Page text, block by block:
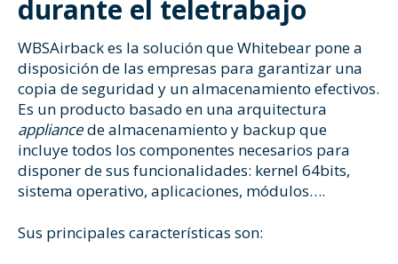
durante el teletrabajo
WBSAirbackes la solución queWhitebear pone a
disposición de las empresas para garantizar una
copia de seguridad y un almacenamiento efectivos.
Es un producto basado en una arquitectura
appliancede almacenamiento y backup que
incluye todos los componentes necesarios para
disponer de sus funcionalidades: kernel 64bits,
sistema operativo, aplicaciones, módulos….
Sus principales características son: